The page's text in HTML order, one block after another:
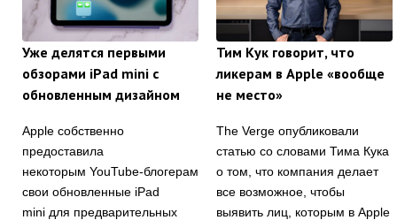
Уже делятся первыми
обзорами iPad mini с
обновленным дизайном
Apple собственно
предоставила
некоторым YouTube-блогерам
свои обновленные iPad
mini для предварительных
Тим Кук говорит, что
ликерам в Apple «вообще
не место»
The Verge опубликовали
статью со словами Тима Кука
о том, что компания делает
все возможное, чтобы
выявить лиц, которым в Apple